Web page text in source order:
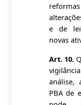
e de
novas
Art. 10.
análise,
PBA de